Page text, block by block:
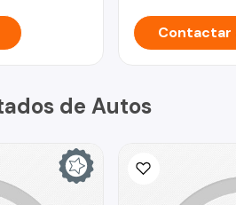
Contactar
de Autos